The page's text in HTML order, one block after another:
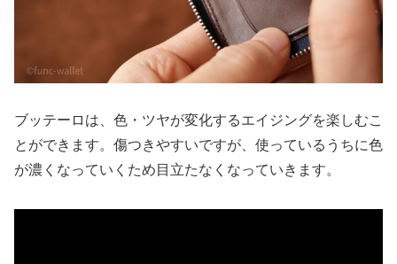
ブッテーロは、色・ツヤが変化するエイジングを楽しむこ
とができます。傷つきやすいですが、使っているうちに色
が濃くなっていくため目立たなくなっていきます。